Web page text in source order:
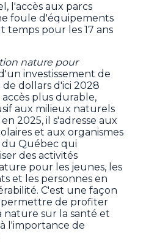
l'accès aux parcs
foule d'équipements
temps pour les 17 ans
nature pour
investissement de
de dollars d'ici 2028
plus durable,
aux milieux naturels
2025, il s'adresse aux
et aux organismes
Québec qui
des activités
pour les jeunes, les
et les personnes en
C'est une façon
de profiter
nature sur la santé et
l'importance de